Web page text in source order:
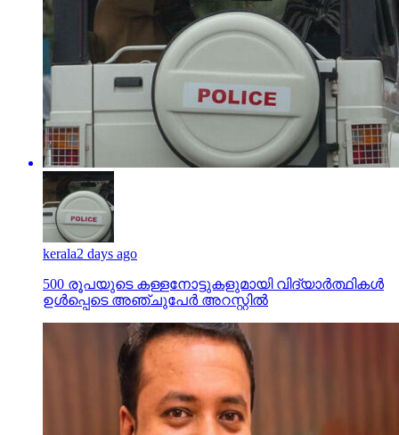
kerala2 days ago
500 രൂപയുടെ കള്ളനോട്ടുകളുമായി വിദ്യാര്‍ത്ഥികള്‍
ഉള്‍പ്പെടെ അഞ്ചുപേര്‍ അറസ്റ്റില്‍